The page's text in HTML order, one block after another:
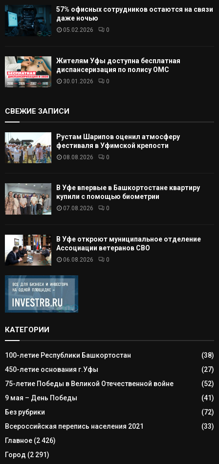
57% офисных сотрудников остаются на связи
даже ночью
05.02.2026 0
Жителям Уфы доступна бесплатная
диспансеризация по полису ОМС
30.01.2026 0
СВЕЖИЕ ЗАПИСИ
Рустам Шарипов оценил атмосферу
фестиваля в Уфимской крепости
08.08.2026 0
В Уфе впервые в Башкортостане квартиру
купили с помощью биометрии
07.08.2026 0
В Уфе откроют муниципальное отделение
Ассоциации ветеранов СВО
06.08.2026 0
КАТЕГОРИИ
100-летие Республики Башкортостан
(38)
450-летие основания г.Уфы
(27)
75-летие Победы в Великой Отечественной войне
(52)
9 мая – День Победы
(41)
Без рубрики
(72)
Всероссийская перепись населения 2021
(33)
Главное (2 426)
Город (2 291)